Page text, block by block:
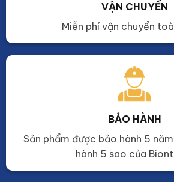
VẬN CHUYỂN
Miễn phí vận chuyển
BẢO HÀNH
Sản phẩm được bảo hành 5
hành 5 sao của